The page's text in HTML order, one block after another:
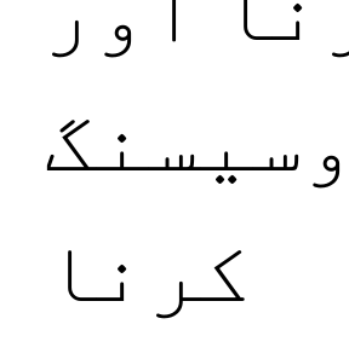
کرنا